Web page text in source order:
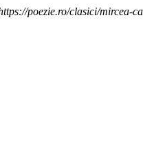
poezie.ro/clasici/mircea-